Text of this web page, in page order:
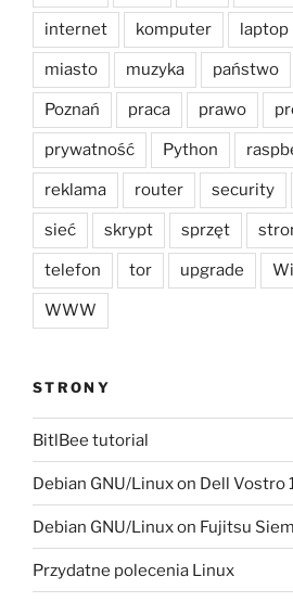
internet komputer laptop
miasto muzyka państwo
Poznań praca prawo
prywatność Python
reklama router security
sieć skrypt sprzęt
telefon tor upgrade
WWW
STRONY
BitlBee tutorial
Debian GNU/Linux on Dell Vostro
Debian GNU/Linux on Fujitsu
Przydatne polecenia Linux